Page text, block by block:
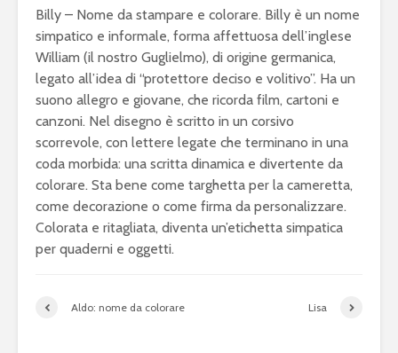
Billy – Nome da stampare e colorare. Billy è un nome
simpatico e informale, forma affettuosa dell’inglese
William (il nostro Guglielmo), di origine germanica,
legato all’idea di “protettore deciso e volitivo”. Ha un
suono allegro e giovane, che ricorda film, cartoni e
canzoni. Nel disegno è scritto in un corsivo
scorrevole, con lettere legate che terminano in una
coda morbida: una scritta dinamica e divertente da
colorare. Sta bene come targhetta per la cameretta,
come decorazione o come firma da personalizzare.
Colorata e ritagliata, diventa un’etichetta simpatica
per quaderni e oggetti.
Aldo: nome da colorare Lisa